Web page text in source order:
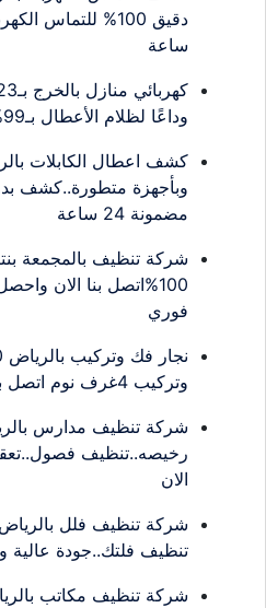
ساعة
وداعًا لظلام الأعطال بـ99%ضمان
وبأجهزة متطورة..كشف
مضمونة 24 ساعة
شركة تنظيف بالمجمعة
فوري
وتركيب 4غرف نوم اتصل بنا الان
شركة تنظيف مدارس
الان
تنظيف فلتك..جودة عالية